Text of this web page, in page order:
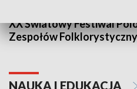
XX Światowy Festiwal
Zespołów
NAUKA I EDUKACJA